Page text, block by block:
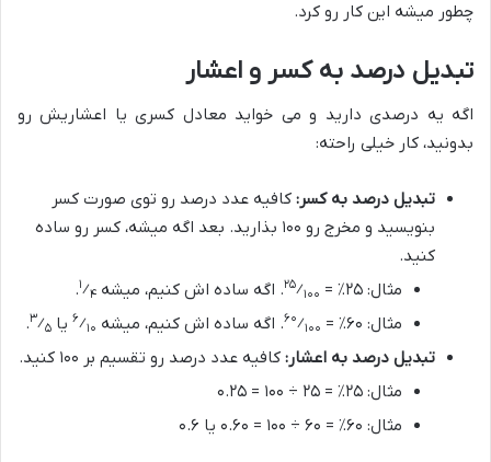
چطور میشه این کار رو کرد.
تبدیل درصد به کسر و اعشار
اگه یه درصدی دارید و می خواید معادل کسری یا اعشاریش رو
بدونید، کار خیلی راحته:
تبدیل درصد به کسر: کافیه عدد درصد رو توی صورت کسر
بنویسید و مخرج رو ۱۰۰ بذارید. بعد اگه میشه، کسر رو ساده
کنید.
مثال: ۲۵٪ =
۲۵⁄۱۰۰ . اگه ساده اش کنیم، میشه ۱⁄۴
.
مثال: ۶۰٪ =
۶۰⁄۱۰۰ . اگه ساده اش کنیم، میشه ۶⁄۱۰ یا ۳⁄۵
.
تبدیل درصد به اعشار: کافیه عدد درصد رو تقسیم بر ۱۰۰ کنید.
مثال: ۲۵٪ = ۲۵ ÷ ۱۰۰ = ۰.۲۵
مثال: ۶۰٪ = ۶۰ ÷ ۱۰۰ = ۰.۶۰ یا ۰.۶